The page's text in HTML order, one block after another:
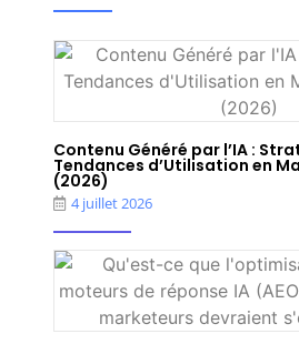
Contenu Généré par l’IA :
Tendances d’Utilisation en
(2026)
4 juillet 2026